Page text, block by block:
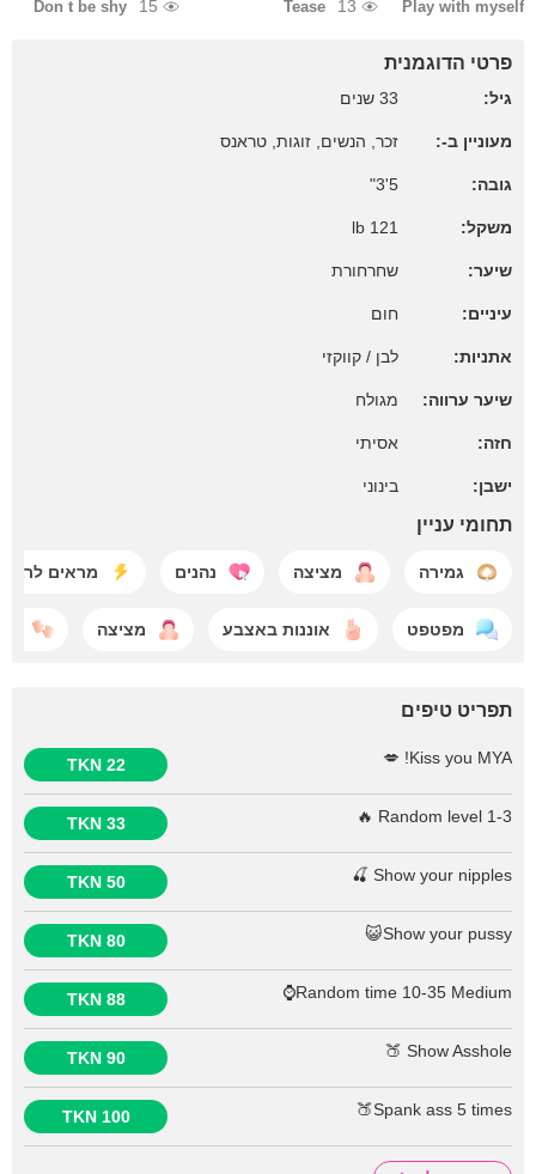
Play with myself
13
Tease
15
Don t be shy
פרטי הדוגמנית
גיל: 33 שנים
מעוניין ב-: זכר, הנשים, זוגות, טראנס
גובה: 5'3"
משקל: 121 lb
שיער: שחרחורת
עיניים: חום
אתניות: לבן / קווקזי
שיער ערווה: מגולח
חזה: אסיתי
ישבן: בינוני
תחומי עניין
גמירה מציצה נהנים מראים לרגע
מפטפט אוננות באצבע מציצה
תפריט טיפים
Kiss you MYA! 💋
22 TKN
Random level 1-3 🔥
33 TKN
Show your nipples 🍒
50 TKN
Show your pussy😺
80 TKN
Random time 10-35 Medium⌚
88 TKN
Show Asshole 🍑
90 TKN
Spank ass 5 times🍑
100 TKN